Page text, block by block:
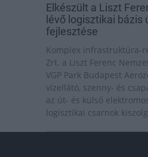
Elkészült a Liszt
lévő logisztikai bázis
fejlesztése
Komplex infrastruktúra-
Zrt. a Liszt Ferenc
VGP Park Budapest
vízellátó, szenny- és
az út- és külső
logisztikai csarnok